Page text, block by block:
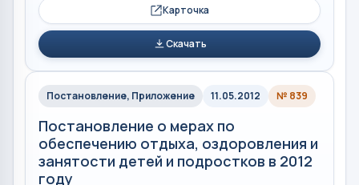
Карточка
Скачать
Постановление, Приложение 11.05.2012 № 839
Постановление о мерах по
обеспечению отдыха, оздоровления и
занятости детей и подростков в 2012
году